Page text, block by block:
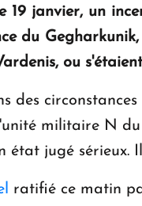
19 janvier, un
du
ou
des circonstances
militaire N
état jugé sérieux.
ratifié ce matin